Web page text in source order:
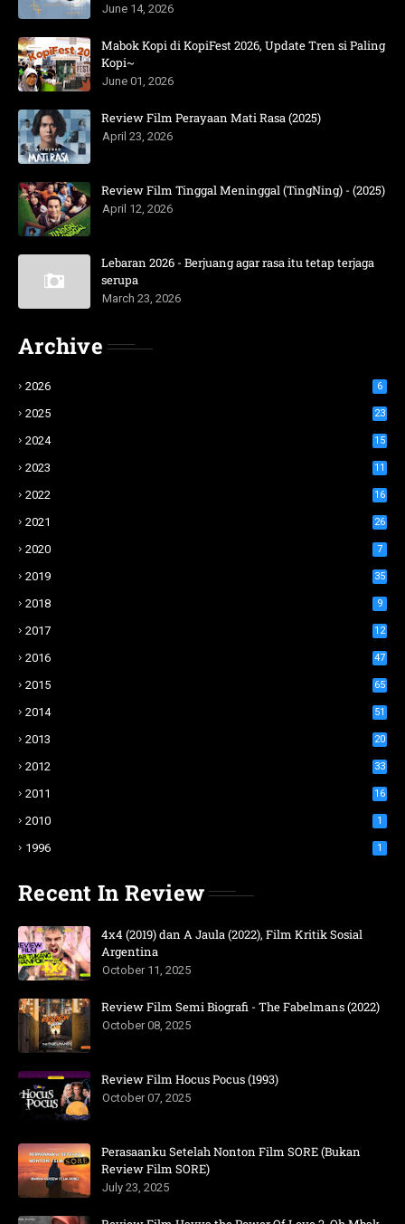
June 14, 2026
Mabok Kopi di KopiFest 2026, Update Tren si Paling
Kopi~
June 01, 2026
Review Film Perayaan Mati Rasa (2025)
April 23, 2026
Review Film Tinggal Meninggal (TingNing) - (2025)
April 12, 2026
Lebaran 2026 - Berjuang agar rasa itu tetap terjaga
serupa
March 23, 2026
Archive
2026 6
2025 23
2024 15
2023 11
2022 16
2021 26
2020 7
2019 35
2018 9
2017 12
2016 47
2015 65
2014 51
2013 20
2012 33
2011 16
2010 1
1996 1
Recent In Review
4x4 (2019) dan A Jaula (2022), Film Kritik Sosial
Argentina
October 11, 2025
Review Film Semi Biografi - The Fabelmans (2022)
October 08, 2025
Review Film Hocus Pocus (1993)
October 07, 2025
Perasaanku Setelah Nonton Film SORE (Bukan
Review Film SORE)
July 23, 2025